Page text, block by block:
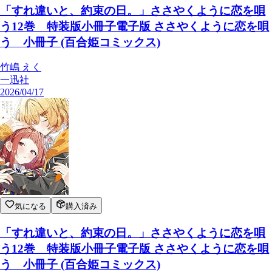
「すれ違いと、約束の日。」ささやくように恋を唄
う12巻 特装版小冊子電子版 ささやくように恋を唄
う 小冊子 (百合姫コミックス)
竹嶋 えく
一迅社
2026/04/17
気になる 購入済み
「すれ違いと、約束の日。」ささやくように恋を唄
う12巻 特装版小冊子電子版 ささやくように恋を唄
う 小冊子 (百合姫コミックス)